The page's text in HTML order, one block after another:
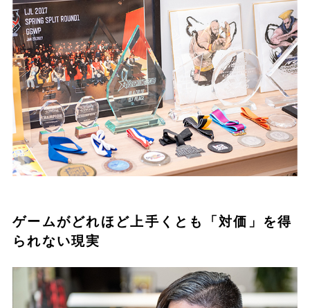
ゲームがどれほど上手くとも「対価」を得
られない現実